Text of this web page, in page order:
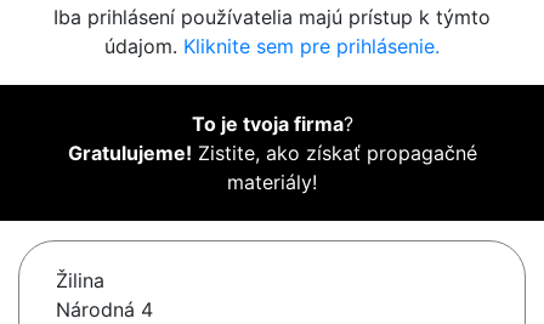
Iba prihlásení používatelia majú prístup k týmto
údajom. Kliknite sem pre prihlásenie.
To je tvoja firma?
Gratulujeme! Zistite, ako získať propagačné
materiály!
Žilina
Národná 4